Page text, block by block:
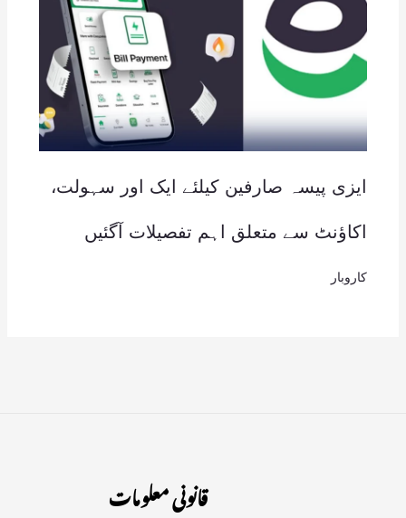
ایزی پیسہ صارفین کیلئے ایک اور سہولت،
اکاؤنٹ سے متعلق اہم تفصیلات آگئیں
کاروبار
قانونی معلومات